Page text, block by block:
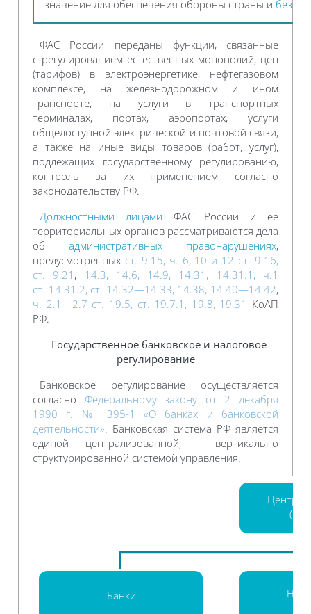
значение для обеспечения обороны страны и
ФАС России переданы функции, связанные
с регулированием естественных монополий, цен
(тарифов) в электроэнергетике, нефтегазовом
комплексе, на железнодорожном и ином
транспорте, на услуги в транспортных
терминалах, портах, аэропортах, услуги
общедоступной электрической и почтовой связи,
а также на иные виды товаров (работ, услуг),
подлежащих государственному регулированию,
контроль за их применением согласно
законодательству РФ.
Должностными лицами ФАС России и ее
территориальных органов рассматриваются дела
об административных правонарушениях,
предусмотренных ст. 9.15, ч. 6, 10 и 12 ст. 9.16,
ст. 9.21 , 14.3, 14.6, 14.9, 14.31, 14.31.1, ч.1
ст. 14.31.2, ст. 14.32—14.33, 14.38, 14.40—14.42,
ч. 2.1—2.7 ст. 19.5, ст. 19.7.1, 19.8, 19.31 КоАП
РФ.
Государственное банковское и налоговое
регулирование
Банковское регулирование осуществляется
согласно Федеральному закону от 2 декабря
1990 г. № 395-1 «О банках и банковской
деятельности». Банковская система РФ является
единой централизованной, вертикально
структурированной системой управления.
Банки